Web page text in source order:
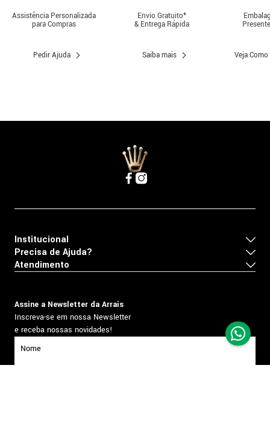
Assistência Personalizada
para Compras
Pedir Ajuda
Envio Gratuito*
& Entrega Rápida
Saiba mais Veja
Institucional
Precisa de Ajuda?
Atendimento
Assine a Newsletter da Arrais
Inscreva-se em nossa Newsletter
e receba nossas novidades!